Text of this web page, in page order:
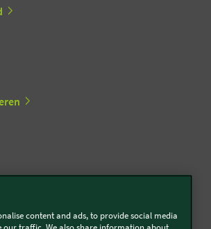
content and ads, to provide social media